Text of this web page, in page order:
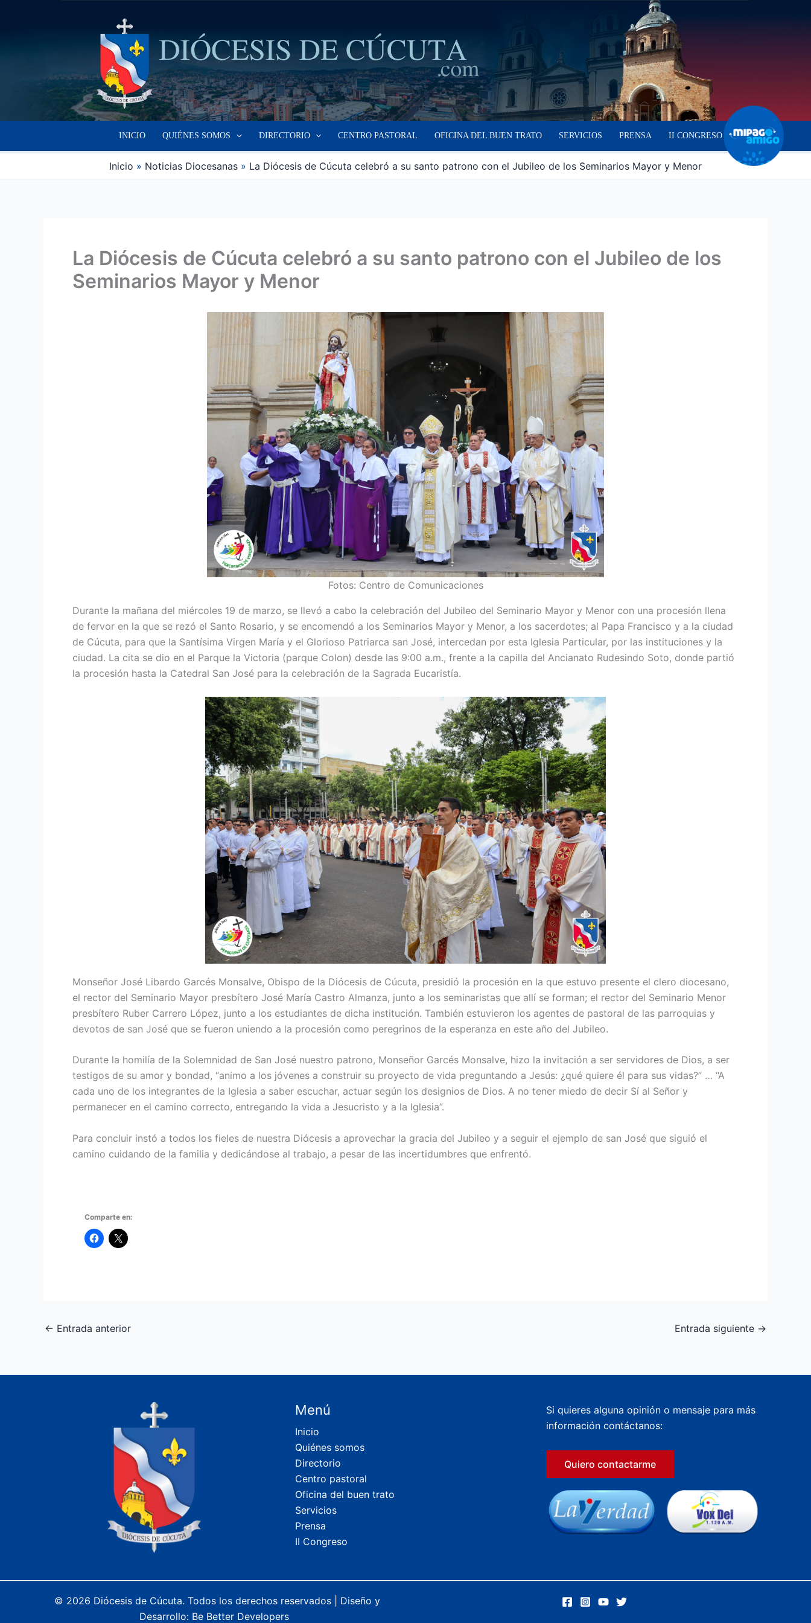
INICIO QUIÉNES SOMOS DIRECTORIO CENTRO PASTORAL OFICINA DEL BUEN TRATO SERVICIOS PRENSA II CONGRESO
Inicio Noticias Diocesanas La Diócesis de Cúcuta celebró a su santo patrono con el Jubileo de los Seminarios Mayor y Menor
La Diócesis de Cúcuta celebró a su santo patrono con el Jubileo de los
Seminarios Mayor y Menor
Fotos: Centro de Comunicaciones
Durante la mañana del miércoles 19 de marzo, se llevó a cabo la celebración del Jubileo del Seminario Mayor y Menor con una procesión llena
de fervor en la que se rezó el Santo Rosario, y se encomendó a los Seminarios Mayor y Menor, a los sacerdotes; al Papa Francisco y a la ciudad
de Cúcuta, para que la Santísima Virgen María y el Glorioso Patriarca san José, intercedan por esta Iglesia Particular, por las instituciones y la
ciudad. La cita se dio en el Parque la Victoria (parque Colon) desde las 9:00 a.m., frente a la capilla del Ancianato Rudesindo Soto, donde partió
la procesión hasta la Catedral San José para la celebración de la Sagrada Eucaristía.
Monseñor José Libardo Garcés Monsalve, Obispo de la Diócesis de Cúcuta, presidió la procesión en la que estuvo presente el clero diocesano,
el rector del Seminario Mayor presbítero José María Castro Almanza, junto a los seminaristas que allí se forman; el rector del Seminario Menor
presbítero Ruber Carrero López, junto a los estudiantes de dicha institución. También estuvieron los agentes de pastoral de las parroquias y
devotos de san José que se fueron uniendo a la procesión como peregrinos de la esperanza en este año del Jubileo.
Durante la homilía de la Solemnidad de San José nuestro patrono, Monseñor Garcés Monsalve, hizo la invitación a ser servidores de Dios, a ser
testigos de su amor y bondad, “animo a los jóvenes a construir su proyecto de vida preguntando a Jesús: ¿qué quiere él para sus vidas?” … “A
cada uno de los integrantes de la Iglesia a saber escuchar, actuar según los designios de Dios. A no tener miedo de decir Sí al Señor y
permanecer en el camino correcto, entregando la vida a Jesucristo y a la Iglesia”.
Para concluir instó a todos los fieles de nuestra Diócesis a aprovechar la gracia del Jubileo y a seguir el ejemplo de san José que siguió el
camino cuidando de la familia y dedicándose al trabajo, a pesar de las incertidumbres que enfrentó.
Comparte en:
← Entrada anterior Entrada siguiente →
Menú
Inicio
Quiénes somos
Directorio
Centro pastoral
Oficina del buen trato
Servicios
Prensa
II Congreso
Si quieres alguna opinión o mensaje para más
información contáctanos:
Quiero contactarme
© 2026 Diócesis de Cúcuta. Todos los derechos reservados | Diseño y
Desarrollo: Be Better Developers